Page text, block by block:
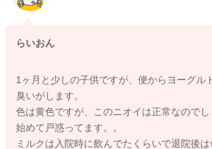
らいおん
1ヶ月と少しの子供ですが、便からヨーグル
臭いがします。
色は黄色ですが、このニオイは正常なのでし
始めて戸惑ってます。。
ミルクは入院時に飲んでたくらいで退院後は